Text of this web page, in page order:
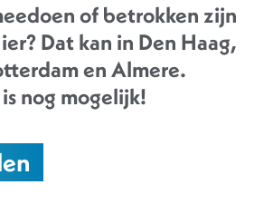
of betrokken zijn
Dat kan in Den Haag,
en Almere.
nog mogelijk!